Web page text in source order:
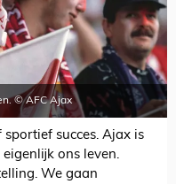
© AFC Ajax
succes. Ajax is
eigenlijk ons leven.
We gaan